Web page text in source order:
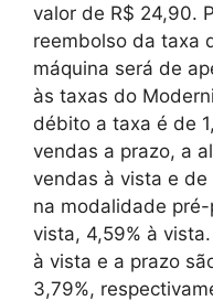
valor de R$ 24,90.
reembolso da taxa
máquina será de
às taxas do
débito a taxa é de
vendas a prazo, a
vendas à vista e
na modalidade
vista, 4,59% à
à vista e a prazo
3,79%,